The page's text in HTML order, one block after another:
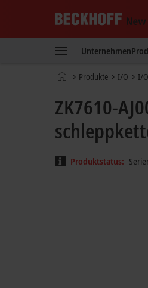
New
Technology
Unternehmen
StartseiteProdukte I/O I/
ZK7610-
Produktstatus: